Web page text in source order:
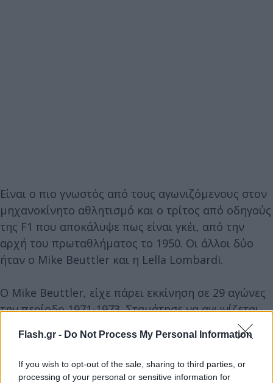
Flash.gr - Do Not Process My Personal Information
If you wish to opt-out of the sale, sharing to third parties, or
processing of your personal or sensitive information for
Είναι ο πιο γνωστός από τους αγωνιζόμενους στον
μηχανοκίνητο αθλητισμό και ο τρίτος από οδηγούς
της F1 που αποκάλυψε πως είναι γκέι, από την
αρχή του πρωταθλήματος το 1950. Οι άλλοι δύο
ήταν ο Mike Beuttler και η Lella Lombardi.
Ο Mike Beuttler, είχε πάρει εκκίνηση σε 29 αγώνες
την περίοδο 1971-1973. Σταμάτησε να αγωνίζεται
λόγω της πετρελαϊκής κρίσης, η οποία ανάγκασε
τους χρηματοδότες της ομάδας του να
αποσυρθούν. Πέθανε το 1988, σε ηλικία 48 ετών,
από επιπλοκές στην υγεία του που προκλήθηκαν